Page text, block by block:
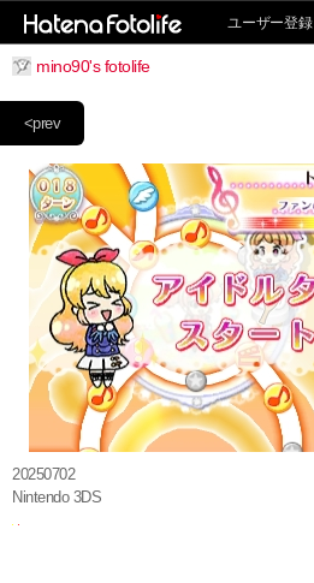
ユーザー登録
mino90's fotolife
<prev
20250702
Nintendo 3DS